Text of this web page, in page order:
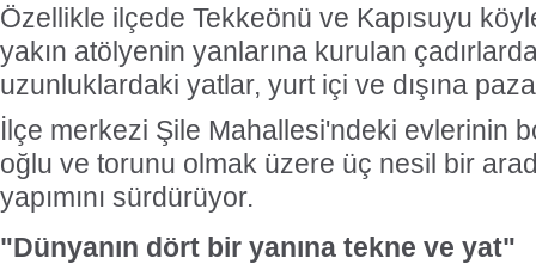
Özellikle ilçede Tekkeönü ve Kapısuyu
yakın atölyenin yanlarına kurulan
uzunluklardaki yatlar, yurt içi ve dışına
İlçe merkezi Şile Mahallesi'ndeki evlerinin
oğlu ve torunu olmak üzere üç nesil bir
yapımını sürdürüyor.
"Dünyanın dört bir yanına tekne ve yat"